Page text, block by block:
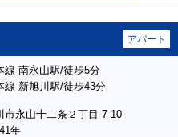
アパート
線 南永山駅/徒歩5分
線 新旭川駅/徒歩43分
市永山十二条２丁目 7-10
年